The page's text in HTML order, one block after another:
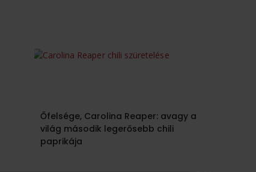
Őfelsége, Carolina Reaper: avagy a
világ második legerősebb chili
paprikája